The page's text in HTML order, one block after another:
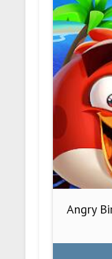
Angry